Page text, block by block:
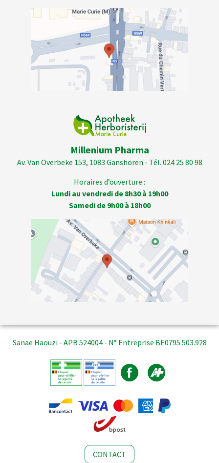
Millenium Pharma
Av. Van Overbeke 153, 1083 Ganshoren - Tél. 024 25 80 98
Horaires d’ouverture :
Lundi au vendredi de 8h30 à 19h00
Samedi de 9h00 à 18h00
Sanae Haouzi - APB 524004 - N° Entreprise BE0795.503.928
CONTACT